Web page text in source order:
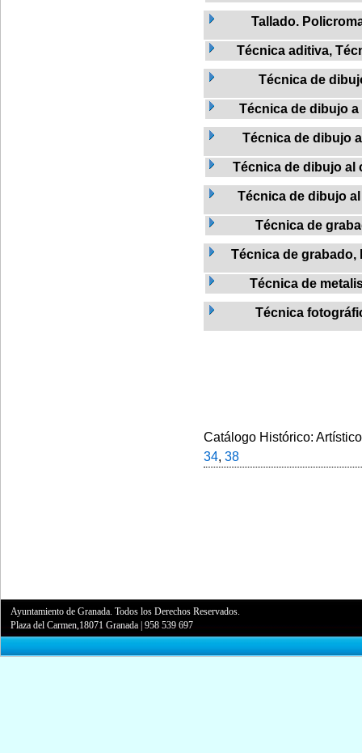
Tallado.
Técnica aditiva,
Técnica de
Técnica de dibujo
Técnica de dibujo
Técnica de dibujo al
Técnica de dibujo
Técnica de
Técnica de grabado,
Técnica de
Técnica
Catálogo Histórico:
34, 38
Ayuntamiento de Granada. Todos los Derechos Reservados.
Plaza del Carmen,18071 Granada |958 539 697